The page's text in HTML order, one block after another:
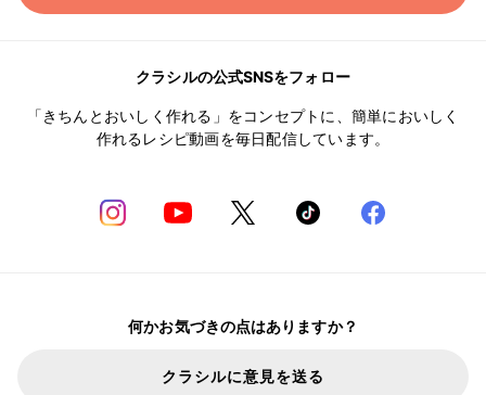
クラシルの公式SNSをフォロー
「きちんとおいしく作れる」をコンセプトに、簡単においしく
作れるレシピ動画を毎日配信しています。
何かお気づきの点はありますか？
クラシルに意見を送る